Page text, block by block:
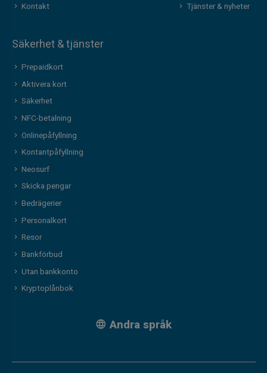
Kontakt
Tjänster & nyheter
Säkerhet & tjänster
Prepaidkort
Aktivera kort
Säkerhet
NFC-betalning
Onlinepåfyllning
Kontantpåfyllning
Neosurf
Skicka pengar
Bedrägerier
Personalkort
Resor
Bankförbud
Utan bankkonto
Kryptoplånbok
Andra språk